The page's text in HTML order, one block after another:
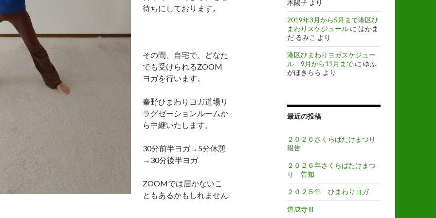
待ちにしております。
その間、自宅で、どなた
でも受けられるZOOM
ヨガを行います。
秦野ひまわりヨガ道場リ
ラグゼーションルームか
ら中継いたします。
30分前半ヨガ→5分休憩
→30分後半ヨガ
ZOOMでは届かないこ
ともあるかもしれません
木陽子 より
2019年3月から5月まで港区ひ
まわりスケジュール に はかま
だ るみこ より
港区ひまわりヨガスケジュー
ル 9月から11月まで に ゆふ
がほきらら より
最近の投稿
２０２６さくらばたけまつり
報告
２０２６年さくらばたけまつ
り 告知
２０２５年 ひまわりヨガ
道成寺Ⅲ